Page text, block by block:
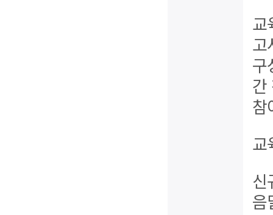
교
고
구
간
참
교
음